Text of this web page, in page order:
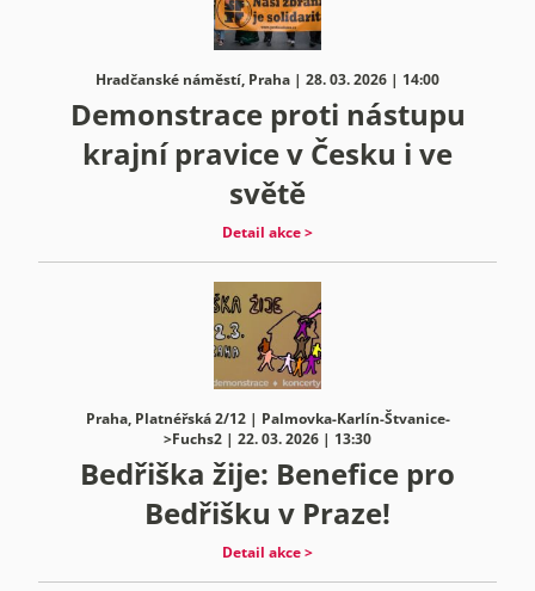
Hradčanské náměstí, Praha | 28. 03. 2026 | 14:00
Demonstrace proti nástupu
krajní pravice v Česku i ve
světě
Detail akce >
Praha, Platnéřská 2/12 | Palmovka-Karlín-Štvanice-
>Fuchs2 | 22. 03. 2026 | 13:30
Bedřiška žije: Benefice pro
Bedřišku v Praze!
Detail akce >